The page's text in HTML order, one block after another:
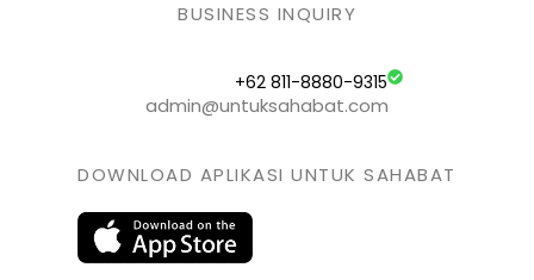
BUSINESS INQUIRY
+62 811-8880-9315
admin@untuksahabat.com
DOWNLOAD APLIKASI UNTUK SAHABAT